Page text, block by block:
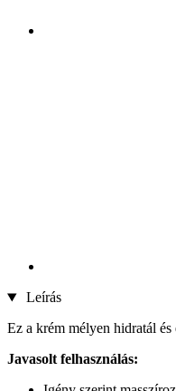
Leírás
Ez a krém mélyen hidratál
Javasolt felhasználás: